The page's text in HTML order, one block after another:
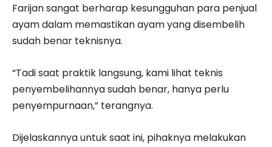
Farijan sangat berharap kesungguhan para penjual
ayam dalam memastikan ayam yang disembelih
sudah benar teknisnya.
“Tadi saat praktik langsung, kami lihat teknis
penyembelihannya sudah benar, hanya perlu
penyempurnaan,” terangnya.
Dijelaskannya untuk saat ini, pihaknya melakukan